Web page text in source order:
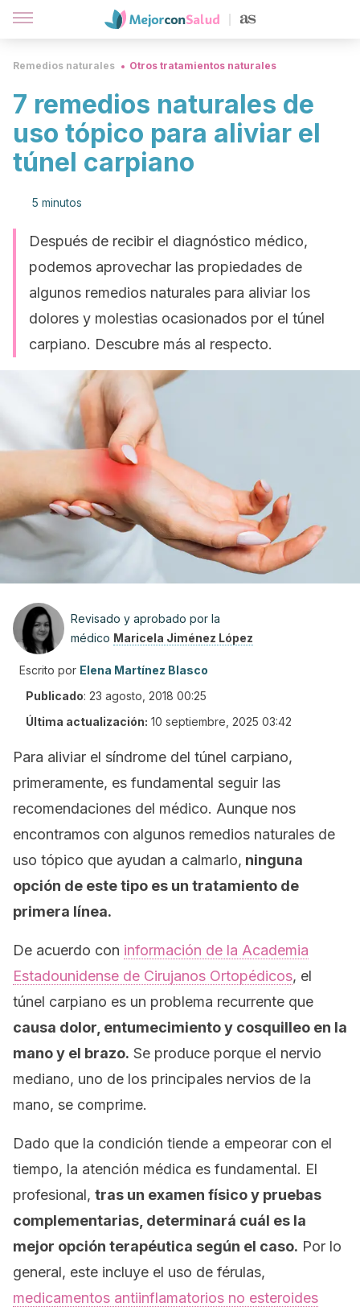
Remedios naturales Otros tratamientos naturales
7 remedios naturales de
uso tópico para aliviar el
túnel carpiano
5 minutos
Después de recibir el diagnóstico médico,
podemos aprovechar las propiedades de
algunos remedios naturales para aliviar los
dolores y molestias ocasionados por el túnel
carpiano. Descubre más al respecto.
Revisado y aprobado por la
médico Maricela Jiménez López
Escrito por Elena Martínez Blasco
Publicado: 23 agosto, 2018 00:25
Última actualización: 10 septiembre, 2025 03:42
Para aliviar el síndrome del túnel carpiano,
primeramente, es fundamental seguir las
recomendaciones del médico. Aunque nos
encontramos con algunos remedios naturales de
uso tópico que ayudan a calmarlo, ninguna
opción de este tipo es un tratamiento de
primera línea.
De acuerdo con información de la Academia
Estadounidense de Cirujanos Ortopédicos, el
túnel carpiano es un problema recurrente que
causa dolor, entumecimiento y cosquilleo en la
mano y el brazo. Se produce porque el nervio
mediano, uno de los principales nervios de la
mano, se comprime.
Dado que la condición tiende a empeorar con el
tiempo, la atención médica es fundamental. El
profesional, tras un examen físico y pruebas
complementarias, determinará cuál es la
mejor opción terapéutica según el caso. Por lo
general, este incluye el uso de férulas,
medicamentos antiinflamatorios no esteroides